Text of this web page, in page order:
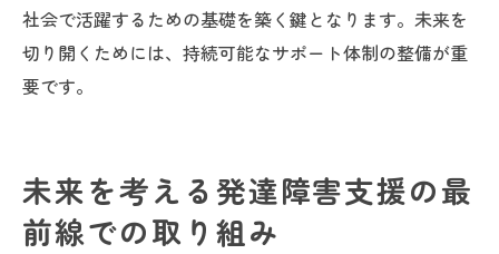
社会で活躍するための基礎を築く鍵となります。未来を
切り開くためには、持続可能なサポート体制の整備が重
要です。
未来を考える発達障害支援の最
前線での取り組み